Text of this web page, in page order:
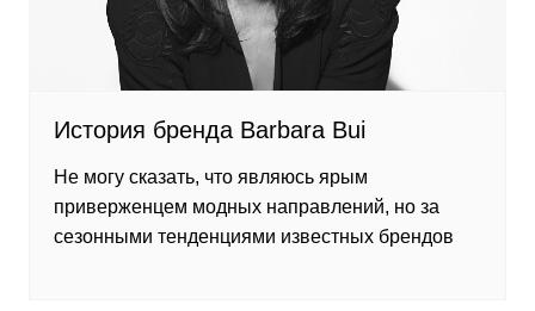
История бренда Barbara Bui
Не могу сказать, что являюсь ярым
приверженцем модных направлений, но за
сезонными тенденциями известных брендов